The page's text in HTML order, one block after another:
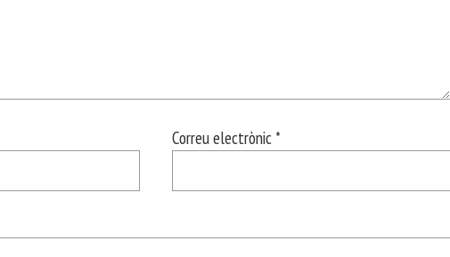
Correu electrònic *